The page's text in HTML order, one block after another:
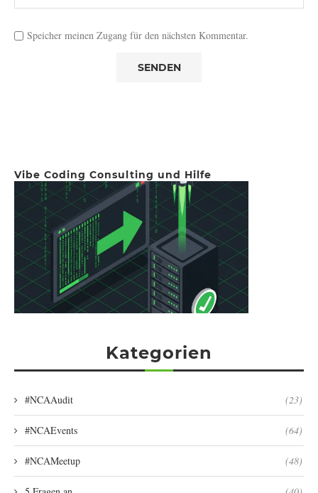
Speicher meinen Zugang für den nächsten Kommentar.
Vibe Coding Consulting und Hilfe
Kategorien
#NCAAudit (23)
#NCAEvents (64)
#NCAMeetup (48)